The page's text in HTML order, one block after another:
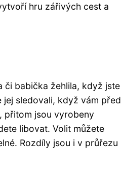
hru zářivých cest a
či babička žehlila, když jste
jej sledovali, když vám před
přitom jsou vyrobeny
libovat. Volit můžete
Rozdíly jsou i v průřezu